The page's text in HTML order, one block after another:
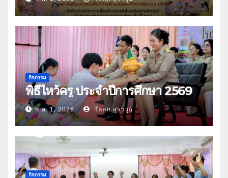
กิจกรรม
พิธีไหว้ครู ประจำปีการศึกษา 2569
ก.ค. 1, 2026 วัลลภ สุราวุธ
กิจกรรม